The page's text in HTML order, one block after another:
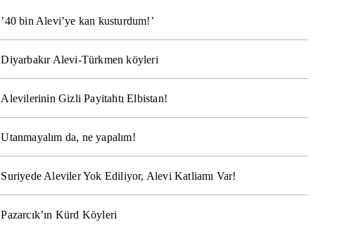
’40 bin Alevi’ye kan kusturdum!’
Diyarbakır Alevi-Türkmen köyleri
Alevilerinin Gizli Payitahtı Elbistan!
Utanmayalım da, ne yapalım!
Suriyede Aleviler Yok Ediliyor, Alevi Katliamı Var!
Pazarcık’ın Kürd Köyleri